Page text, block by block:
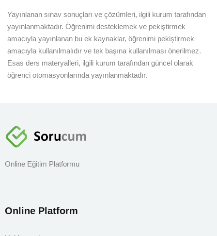
Yayınlanan sınav sonuçları ve çözümleri, ilgili kurum tarafından
yayınlanmaktadır. Öğrenimi desteklemek ve pekiştirmek
amacıyla yayınlanan bu ek kaynaklar, öğrenimi pekiştirmek
amacıyla kullanılmalıdır ve tek başına kullanılması önerilmez.
Esas ders materyalleri, ilgili kurum tarafından güncel olarak
öğrenci otomasyonlarında yayınlanmaktadır.
Online Eğitim Platformu
Online Platform
Sign up
Already have an account?